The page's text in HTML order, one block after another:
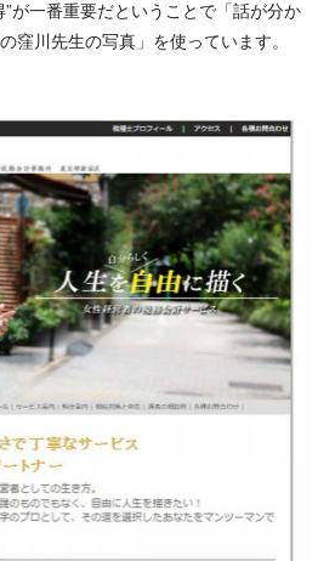
が一番重要だということで「話が分か
窪川先生の写真」を使っています。